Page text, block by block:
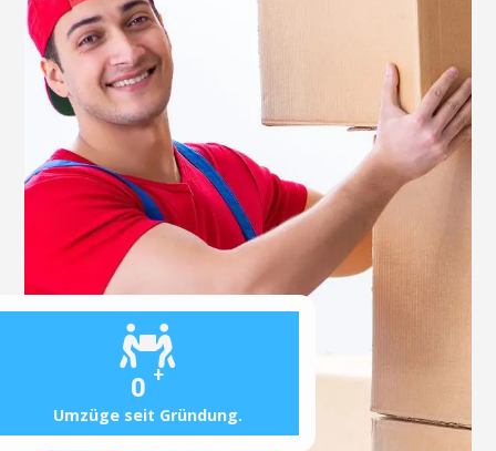
0 +
Umzüge seit Gründung.